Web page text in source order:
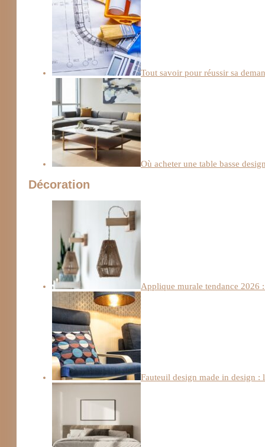
Tout savoir pour réussir sa
Où acheter une table basse
Décoration
Applique murale tendance 2026
Fauteuil design made in design